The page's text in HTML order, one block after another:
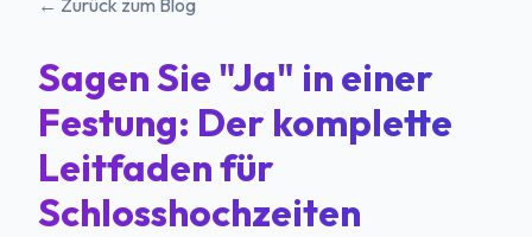
← Zurück zum Blog
Sagen Sie "Ja" in einer
Festung: Der komplette
Leitfaden für
Schlosshochzeiten